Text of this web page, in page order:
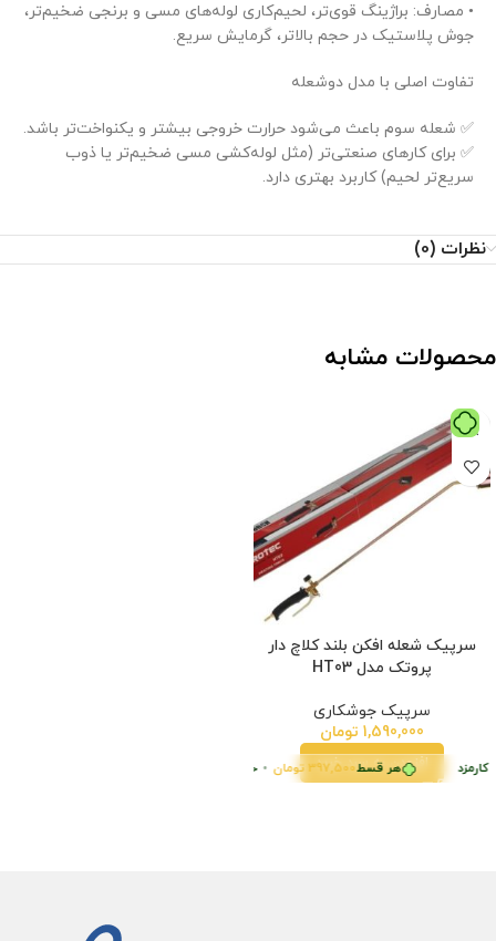
• مصارف: براژینگ قوی‌تر، لحیم‌کاری لوله‌های مسی و برنجی ضخیم‌تر،
جوش پلاستیک در حجم بالاتر، گرمایش سریع.
تفاوت اصلی با مدل دوشعله
✅ شعله سوم باعث می‌شود حرارت خروجی بیشتر و یکنواخت‌تر باشد.
✅ برای کارهای صنعتی‌تر (مثل لوله‌کشی مسی ضخیم‌تر یا ذوب
سریع‌تر لحیم) کاربرد بهتری دارد.
نظرات (0)
محصولات مشابه
هر قسط397,500تومان خرید قسطی با ترب‌پی بدون کارمزد
سرپیک شعله افکن بلند کلاچ دار
پروتک مدل HT03
سرپیک جوشکاری
1,590,000 تومان
افزودن به سبد خرید